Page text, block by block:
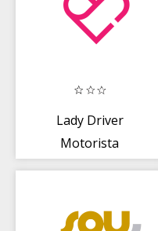
Lady Driver
Motorista